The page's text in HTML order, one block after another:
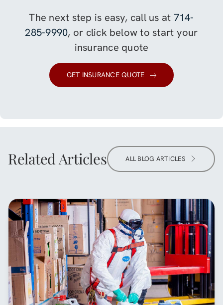
The next step is easy, call us at 714-
285-9990, or click below to start your
insurance quote
GET INSURANCE QUOTE
Related Articles ALL BLOG ARTICLES